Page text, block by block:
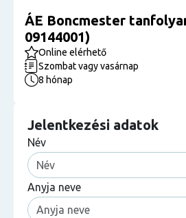
ÁE Boncmester
09144001)
Online elérhető
Szombat vagy vasárnap
8 hónap
Jelentkezési adatok
Név
Anyja neve